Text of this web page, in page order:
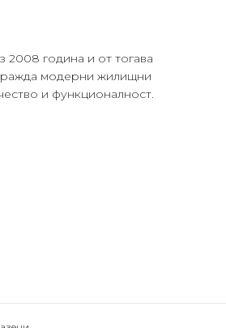
2008 година и от тогава
модерни жилищни
и функционалност.